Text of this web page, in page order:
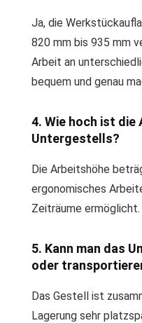
Ja, die
820 mm bis 935 mm
Arbeit an
bequem und genau
4. Wie hoch ist die
Untergestells?
Die Arbeitshöhe
ergonomisches
Zeiträume ermöglicht.
5. Kann man das
oder
Das Gestell ist
Lagerung sehr